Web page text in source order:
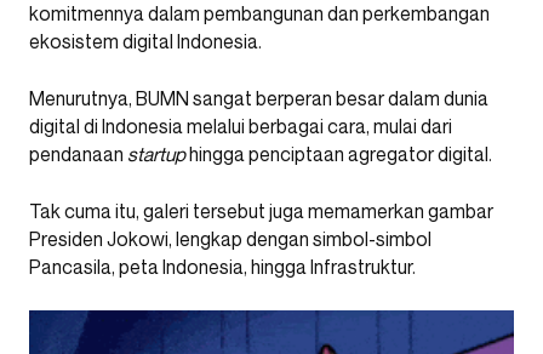
komitmennya dalam pembangunan dan perkembangan
ekosistem digital Indonesia.
Menurutnya, BUMN sangat berperan besar dalam dunia
digital di Indonesia melalui berbagai cara, mulai dari
pendanaan startuphingga penciptaan agregator digital.
Tak cuma itu, galeri tersebut juga memamerkan gambar
Presiden Jokowi, lengkap dengan simbol-simbol
Pancasila, peta Indonesia, hingga Infrastruktur.